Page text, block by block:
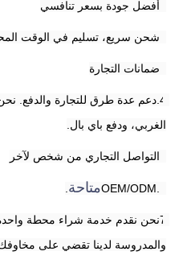
الغربي، ودفع باي بال.
متاحة.
والمدروسة لدينا تقضي على مخاوفك.